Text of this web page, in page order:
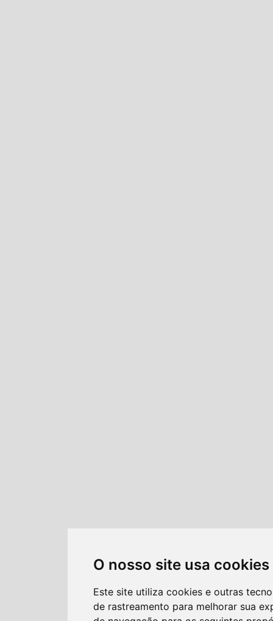
O nosso site usa cookies
Este site utiliza cookies e outras
de rastreamento para melhorar sua